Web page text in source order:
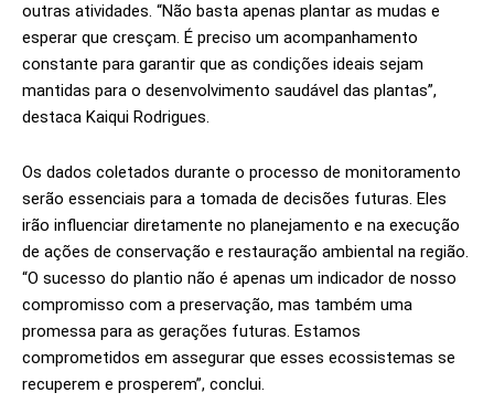
outras atividades. “Não basta apenas plantar as mudas e
esperar que cresçam. É preciso um acompanhamento
constante para garantir que as condições ideais sejam
mantidas para o desenvolvimento saudável das plantas”,
destaca Kaiqui Rodrigues.
Os dados coletados durante o processo de monitoramento
serão essenciais para a tomada de decisões futuras. Eles
irão influenciar diretamente no planejamento e na execução
de ações de conservação e restauração ambiental na região.
“O sucesso do plantio não é apenas um indicador de nosso
compromisso com a preservação, mas também uma
promessa para as gerações futuras. Estamos
comprometidos em assegurar que esses ecossistemas se
recuperem e prosperem”, conclui.